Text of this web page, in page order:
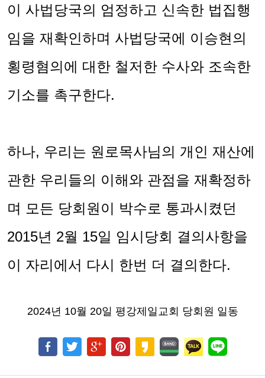
이 사법당국의 엄정하고 신속한 법집행
임을 재확인하며 사법당국에 이승현의
횡령혐의에 대한 철저한 수사와 조속한
기소를 촉구한다.
하나, 우리는 원로목사님의 개인 재산에
관한 우리들의 이해와 관점을 재확정하
며 모든 당회원이 박수로 통과시켰던
2015년 2월 15일 임시당회 결의사항을
이 자리에서 다시 한번 더 결의한다.
2024년 10월 20일 평강제일교회 당회원 일동